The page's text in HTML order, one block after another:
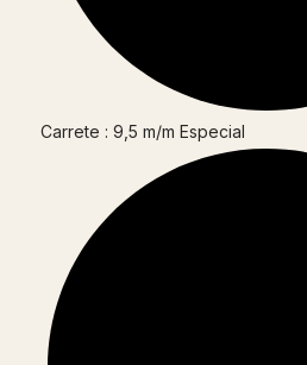
Carrete : 9,5 m/m Especial